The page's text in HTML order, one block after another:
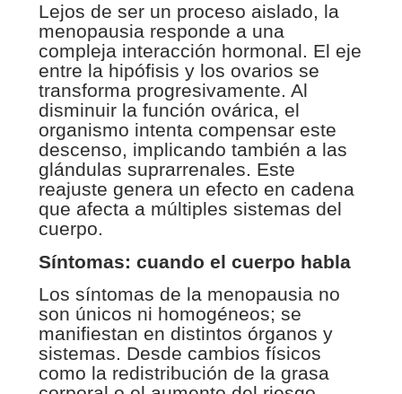
Lejos de ser un proceso aislado, la
menopausia responde a una
compleja interacción hormonal. El eje
entre la hipófisis y los ovarios se
transforma progresivamente. Al
disminuir la función ovárica, el
organismo intenta compensar este
descenso, implicando también a las
glándulas suprarrenales. Este
reajuste genera un efecto en cadena
que afecta a múltiples sistemas del
cuerpo.
Síntomas: cuando el cuerpo habla
Los síntomas de la menopausia no
son únicos ni homogéneos; se
manifiestan en distintos órganos y
sistemas. Desde cambios físicos
como la redistribución de la grasa